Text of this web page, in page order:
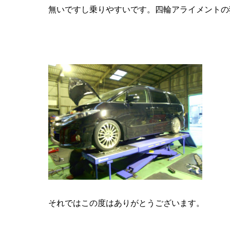
無いですし乗りやすいです。四輪アライメントの
それではこの度はありがとうございます。